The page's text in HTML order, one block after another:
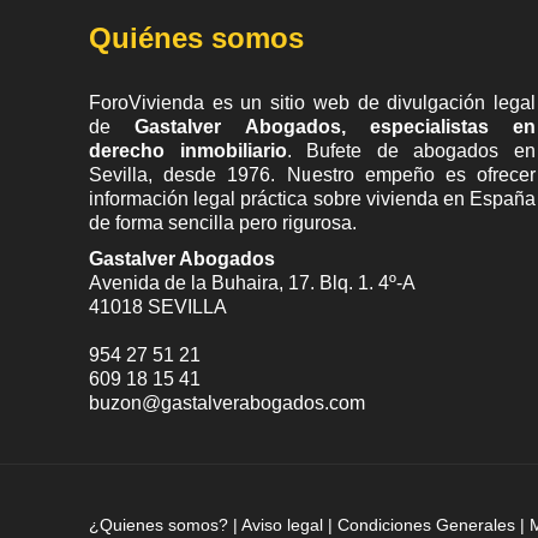
Quiénes somos
ForoVivienda es un sitio web de divulgación legal
deGastalver Abogados, especialistas en
derecho inmobiliario. Bufete deabogados en
Sevilla, desde 1976. Nuestro empeño es ofrecer
información legal práctica sobre vivienda en España
de forma sencilla pero rigurosa.
Gastalver Abogados
Avenida de la Buhaira, 17. Blq. 1. 4º-A
41018 SEVILLA
954 27 51 21
609 18 15 41
buzon@gastalverabogados.com
¿Quienes somos? | Aviso legal | Condiciones Generales |